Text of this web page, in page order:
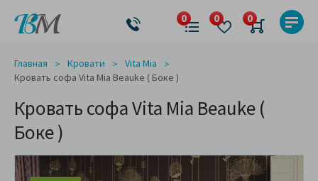
Главная Кровати
Vita Mia
Кровать софа Vita Mia Beauke ( Боке )
Кровать софа Vita Mia Beauke (
Боке )